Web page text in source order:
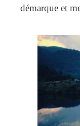
démarque et